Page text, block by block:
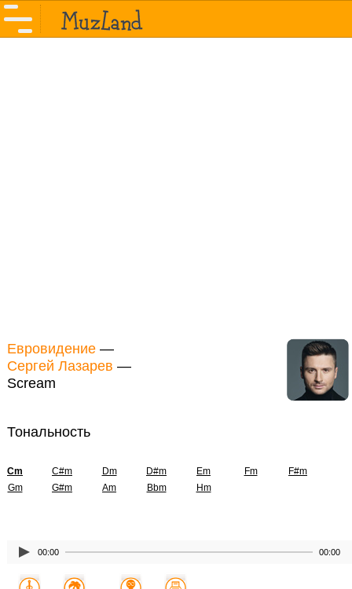
Евровидение —
Сергей Лазарев —
Scream
Тональность
Cm C#m Dm D#m Em Fm
F#m
Gm
G#m Am Bbm Hm
00:00 00:00